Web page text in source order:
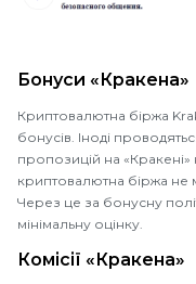
Бонуси «Кракена»
Криптовалютна біржа
бонусів. Іноді
пропозицій на
криптовалютна біржа не
Через це за бонусну
мінімальну оцінку.
Комісії «Кракена»